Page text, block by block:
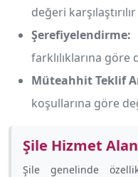
değeri karşılaştırılır
Şerefiyelendirme:
farklılıklarına göre
Müteahhit Teklif
koşullarına göre
Şile Hizmet
Şile genelinde